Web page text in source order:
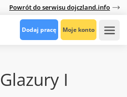
Powrót do serwisu dojczland.info
Dodaj pracę Moje konto
I